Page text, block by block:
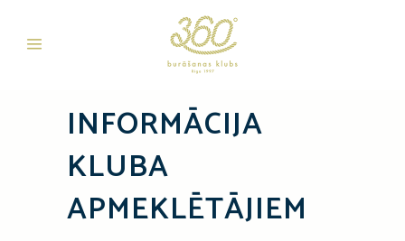
INFORMĀCIJA
KLUBA
APMEKLĒTĀJIEM